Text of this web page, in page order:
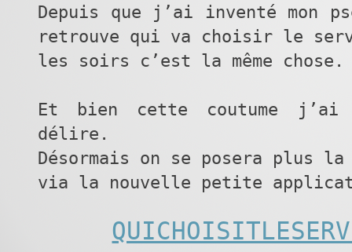
Depuis que j’ai inventé mon
retrouve qui va choisir le
les soirs c’est la même chose.
Et bien cette coutume j’ai
délire.
Désormais on se posera plus
via la nouvelle petite